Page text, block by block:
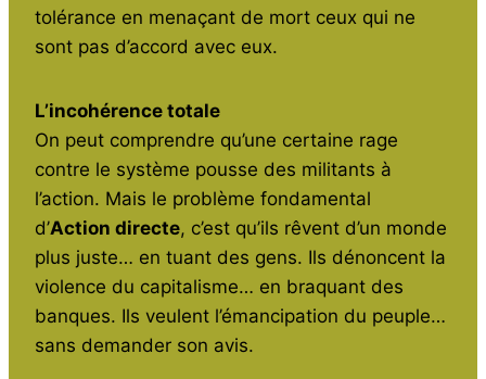
tolérance en menaçant de mort ceux qui ne
sont pas d’accord avec eux.
L’incohérence totale
On peut comprendre qu’une certaine rage
contre le système pousse des militants à
l’action. Mais le problème fondamental
d’Action directe, c’est qu’ils rêvent d’un monde
plus juste… en tuant des gens. Ils dénoncent la
violence du capitalisme… en braquant des
banques. Ils veulent l’émancipation du peuple…
sans demander son avis.